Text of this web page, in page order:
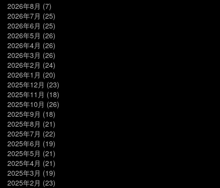
2026年8月 (7)
2026年7月 (25)
2026年6月 (25)
2026年5月 (26)
2026年4月 (26)
2026年3月 (26)
2026年2月 (24)
2026年1月 (20)
2025年12月 (23)
2025年11月 (18)
2025年10月 (26)
2025年9月 (18)
2025年8月 (21)
2025年7月 (22)
2025年6月 (19)
2025年5月 (21)
2025年4月 (21)
2025年3月 (19)
2025年2月 (23)